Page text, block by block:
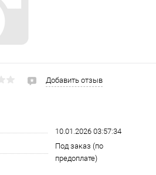
Добавить отзыв
10.01.2026 03:57:34
Под заказ (по
предоплате)